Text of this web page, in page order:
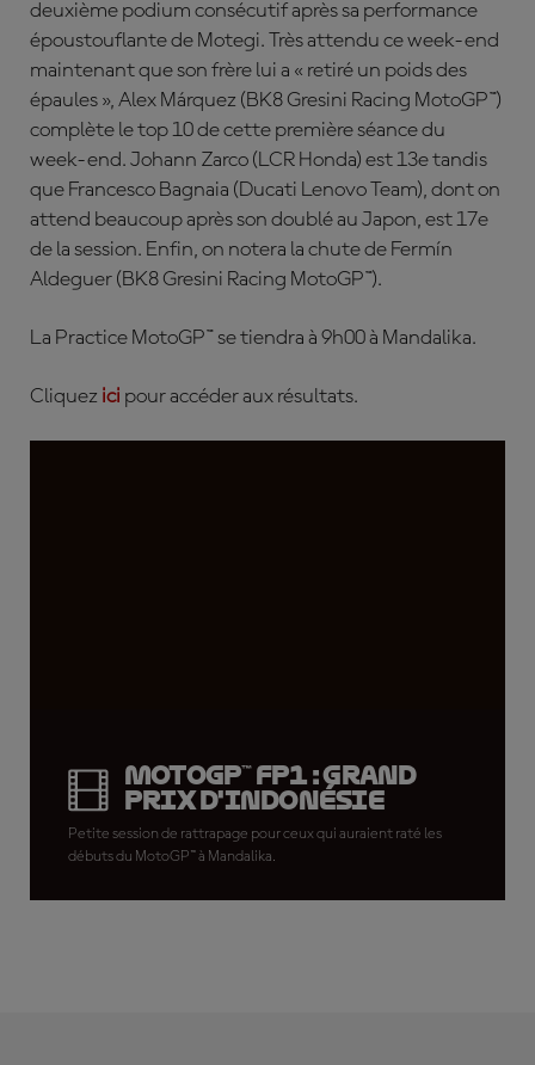
deuxième podium consécutif après sa performance
époustouflante de Motegi. Très attendu ce week-end
maintenant que son frère lui a « retiré un poids des
épaules », Alex Márquez (BK8 Gresini Racing MotoGP™)
complète le top 10 de cette première séance du
week-end. Johann Zarco (LCR Honda) est 13e tandis
que Francesco Bagnaia (Ducati Lenovo Team), dont on
attend beaucoup après son doublé au Japon, est 17e
de la session. Enfin, on notera la chute de Fermín
Aldeguer (BK8 Gresini Racing MotoGP™).
La Practice MotoGP™ se tiendra à 9h00 à Mandalika.
Cliquez ici pour accéder aux résultats.
MotoGP™ FP1 : Grand
Prix d'Indonésie
Petite session de rattrapage pour ceux qui auraient raté les
débuts du MotoGP™ à Mandalika.